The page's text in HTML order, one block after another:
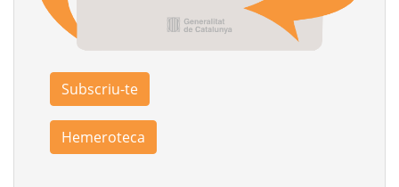
Subscriu-te
Hemeroteca